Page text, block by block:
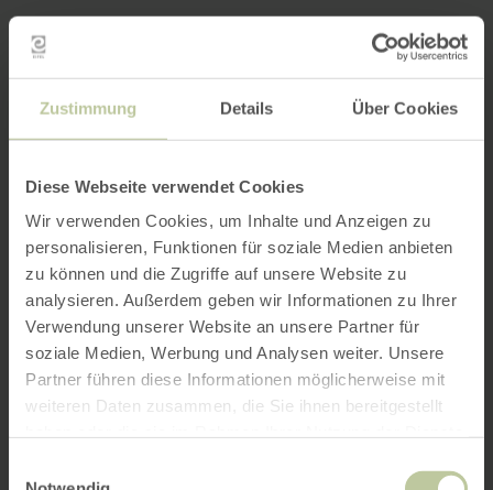
Zustimmung Details Über Cookies
Diese Webseite verwendet Cookies
Wir verwenden Cookies, um Inhalte und Anzeigen zu
personalisieren, Funktionen für soziale Medien anbieten
zu können und die Zugriffe auf unsere Website zu
analysieren. Außerdem geben wir Informationen zu Ihrer
Verwendung unserer Website an unsere Partner für
soziale Medien, Werbung und Analysen weiter. Unsere
Partner führen diese Informationen möglicherweise mit
weiteren Daten zusammen, die Sie ihnen bereitgestellt